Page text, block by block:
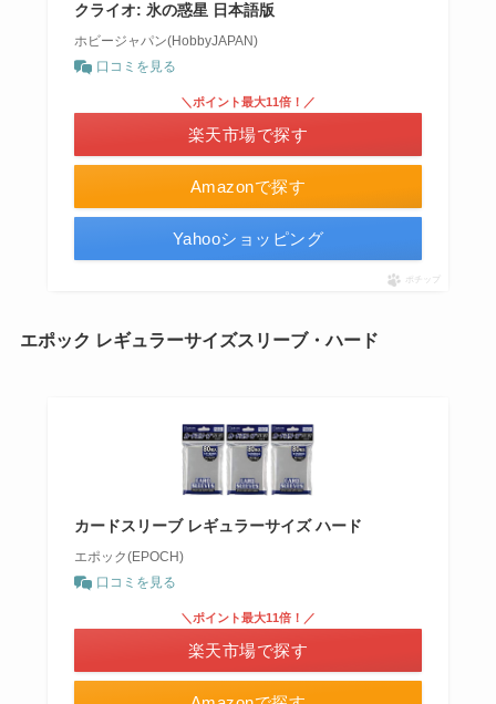
クライオ: 氷の惑星 日本語版
ホビージャパン(HobbyJAPAN)
口コミを見る
Amazonで探す
＼ポイント最大11倍！／
楽天市場で探す
Yahooショッピング
ポチップ
エポック レギュラーサイズスリーブ・ハード
カードスリーブ レギュラーサイズ ハード
エポック(EPOCH)
口コミを見る
＼ポイント最大11倍！／
楽天市場で探す